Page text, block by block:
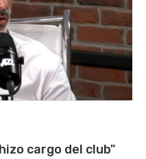
cargo del club"